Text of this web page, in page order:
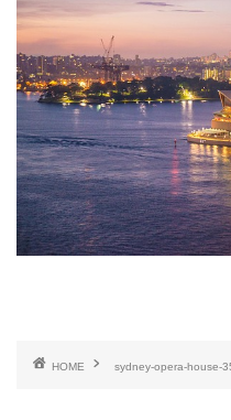
HOME sydney-opera-house-